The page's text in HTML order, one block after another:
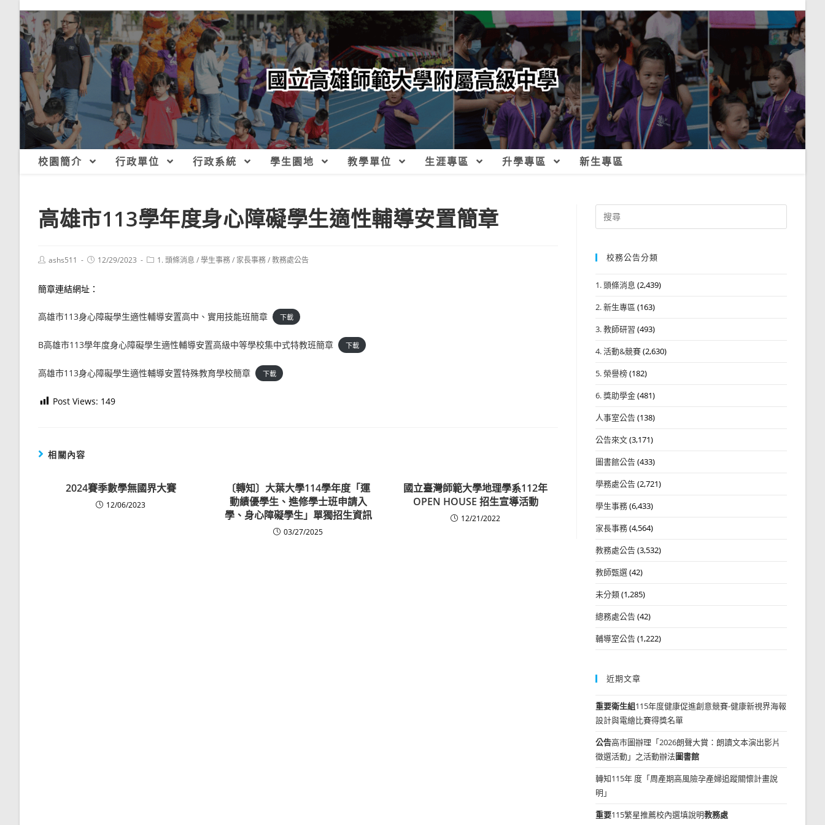
校園簡介 行政單位 行政系統 學生園地 教學單位 生涯專區 升學專區 新生專區
高雄市113學年度身心障礙學生適性輔導安置簡章
Postashs511
Post12/29/2023
Post1. 頭條消息 /學生事務/ 家長事務/教務處公告
簡章連結網址：
高雄市113身心障礙學生適性輔導安置高中、實用技能班簡章 下載
B高雄市113學年度身心障礙學生適性輔導安置高級中等學校集中式特教班簡章 下載
高雄市113身心障礙學生適性輔導安置特殊教育學校簡章 下載
Post Views: 149
相關內容
2024賽季數學無國界大賽
12/06/2023
〔轉知〕大葉大學114學年度「運
動績優學生、進修學士班申請入
學、身心障礙學生」單獨招生資訊
03/27/2025
國立臺灣師範大學地理學系112年
OPEN HOUSE 招生宣導活動
12/21/2022
Search
for:
校務公告分類
1. 頭條消息 (2,439)
2. 新生專區 (163)
3. 教師研習 (493)
4. 活動&競賽(2,630)
5. 榮譽榜(182)
6. 獎助學金(481)
人事室公告(138)
公告來文(3,171)
圖書館公告(433)
學務處公告(2,721)
學生事務(6,433)
家長事務(4,564)
教務處公告(3,532)
教師甄選(42)
未分類(1,285)
總務處公告(42)
輔導室公告(1,222)
近期文章
重要衛生組115年度健康促進創意競賽-健康新視界海報
設計與電繪比賽得獎名單
公告高市圖辦理「2026朗聲大賞：朗讀文本演出影片
徵選活動」之活動辦法圖書館
轉知115年 度「周產期高風險孕產婦追蹤關懷計畫說
明」
重要115繁星推薦校內選填說明教務處